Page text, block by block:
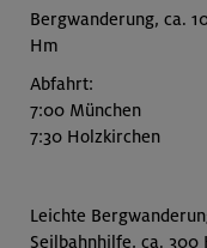
Bergwanderung, ca.
Hm
Abfahrt:
7:00 München
7:30 Holzkirchen
Leichte
Seilbahnhilfe, ca. 300